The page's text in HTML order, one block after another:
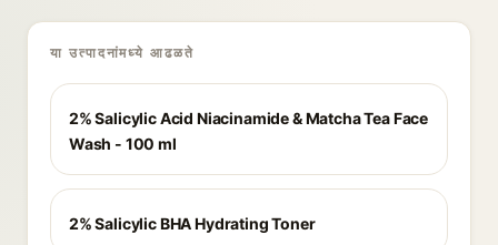
या उत्पादनांमध्ये आढळते
2% Salicylic Acid Niacinamide & Matcha Tea Face
Wash - 100 ml
2% Salicylic BHA Hydrating Toner